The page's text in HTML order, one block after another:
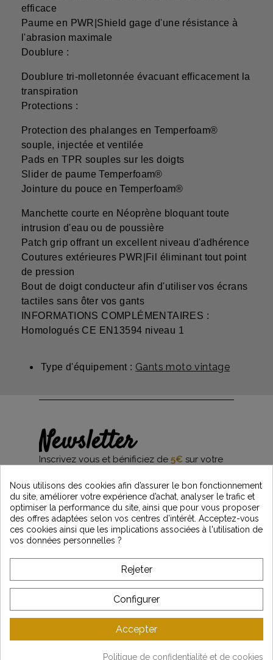
efficace
Paume en PWR|Shield gage d'une résistance à
l'abrasion maximale
Doublure :
Doublure tri-molletonnée évacuant efficacement la
transpiration
Protections :
Protection des phalanges en Temperfoam®
souple, injectée et ventilée
Pads en TPR souples sur les doigts
Slider de paume Temperfoam®
Jointure du pouce en Temperfoam®
Manchette courte en Néoprène bloquant toute
intrusion d'eau ou de poussière
Patch grip offrant un excellent niveau d'adhérence
Coutures extérieures PWR|Fil éliminant tout point
de pression
Bout de doigt conducteur afin d'utiliser vos écrans
tactiles sans ôter vos gants
INFORMATIONS COMPLÉMENTAIRES :
Homologués CE EN13594 niveau 1
Type d'équipement : Gants moto vintage
Newsletter
Inscrivez vous et bénificiez de 5€ sur votre
et restez informés des dernières nouveautés
Vintage Motors
*Dès 99€ d'achat. En vous abonnant à notre newsletter, vous reconnaissez avoir pris
l'acceptez.
A PROPOS DE VINTAGE
SERVICE CLIENT
Nous utilisons des cookies afin d’assurer le bon fonctionnement
du site, améliorer votre expérience d’achat, analyser le trafic et
optimiser la performance du site, ainsi que pour vous proposer
des offres adaptées selon vos centres d’intérêt. Acceptez-vous
ces cookies ainsi que les implications associées à l'utilisation de
vos données personnelles ?
Rejeter
Configurer
Accepter
Politique de confidentialité et de cookies